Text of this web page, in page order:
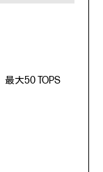
最大50 TOPS
サー、最大49
ロセッサー